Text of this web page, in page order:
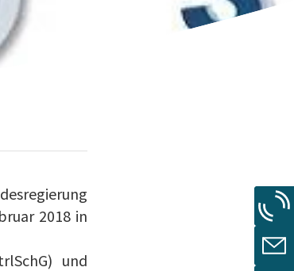
2018 in
und